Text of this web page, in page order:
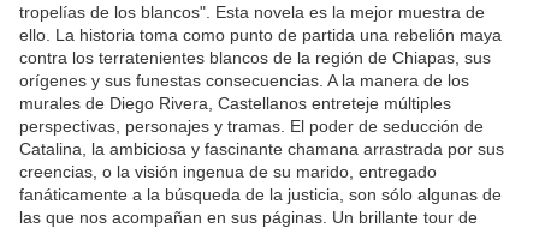
tropelías de los blancos". Esta novela es la mejor muestra de
ello. La historia toma como punto de partida una rebelión maya
contra los terratenientes blancos de la región de Chiapas, sus
orígenes y sus funestas consecuencias. A la manera de los
murales de Diego Rivera, Castellanos entreteje múltiples
perspectivas, personajes y tramas. El poder de seducción de
Catalina, la ambiciosa y fascinante chamana arrastrada por sus
creencias, o la visión ingenua de su marido, entregado
fanáticamente a la búsqueda de la justicia, son sólo algunas de
las que nos acompañan en sus páginas. Un brillante tour de